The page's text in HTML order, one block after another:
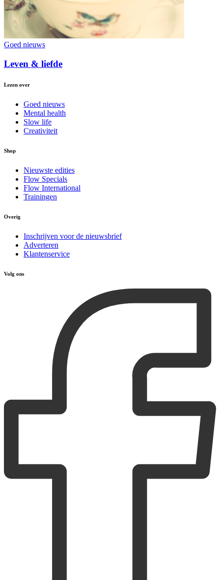
Goed nieuws
Leven & liefde
Lezen over
Goed nieuws
Mental health
Slow life
Creativiteit
Shop
Nieuwste edities
Flow Specials
Flow International
Trainingen
Overig
Inschrijven voor de nieuwsbrief
Adverteren
Klantenservice
Volg ons